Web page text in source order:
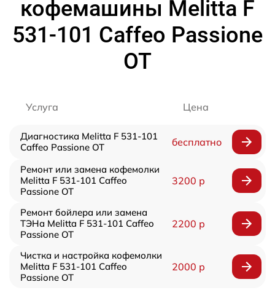
кофемашины Melitta F
531-101 Caffeo Passione
OT
Услуга Цена
Диагностика Melitta F 531-101
Caffeo Passione OT
бесплатно
Ремонт или замена кофемолки
Melitta F 531-101 Caffeo
Passione OT
3200 р
Ремонт бойлера или замена
ТЭНа Melitta F 531-101 Caffeo
Passione OT
2200 р
Чистка и настройка кофемолки
Melitta F 531-101 Caffeo
Passione OT
2000 р